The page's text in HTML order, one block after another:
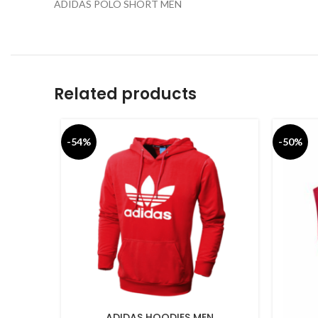
ADIDAS POLO SHORT MEN
Related products
-54% -50%